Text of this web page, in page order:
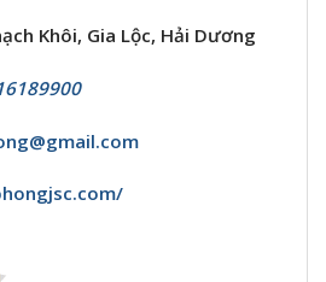
Khôi, Gia Lộc, Hải Dương